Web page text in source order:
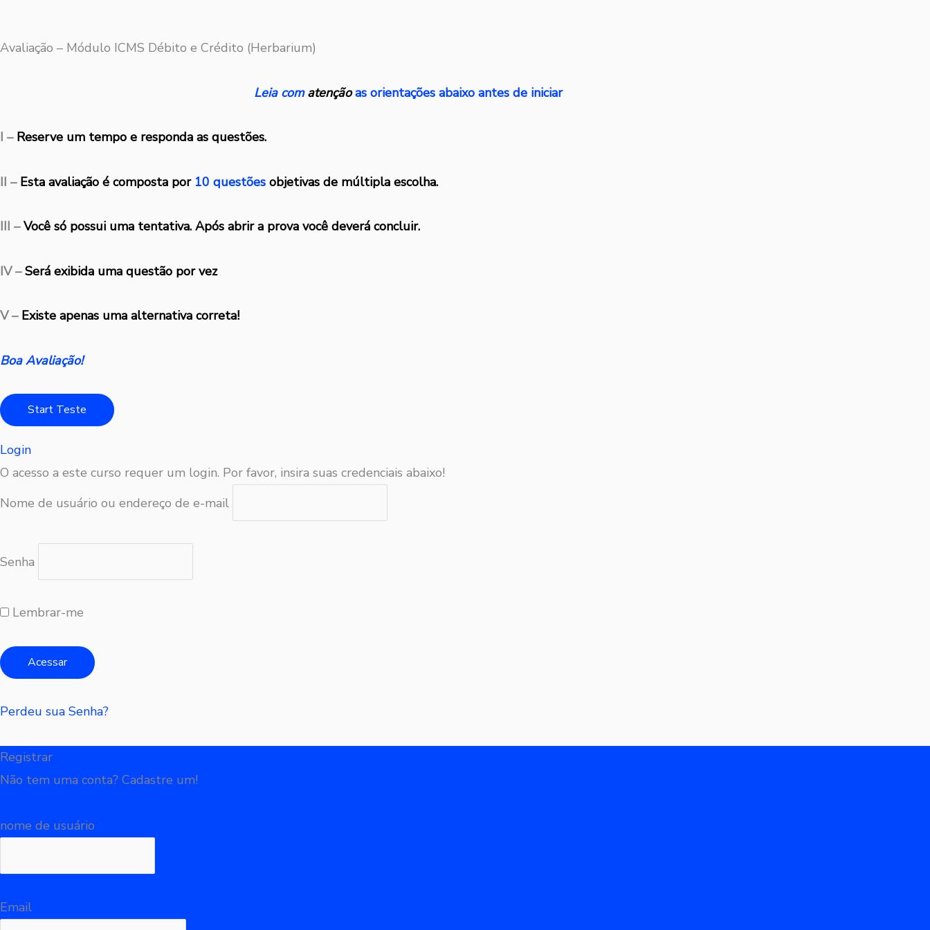
Avaliação – Módulo ICMS Débito e Crédito (Herbarium)
Leia comatençãoas orientações abaixo antes de iniciar
I – Reserve um tempo e responda as questões.
II – Esta avaliação é composta por 10 questões objetivas de múltipla escolha.
III –Você só possui uma tentativa. Após abrir a prova você deverá concluir.
IV –Será exibida uma questão por vez
V – Existe apenas uma alternativa correta!
Boa Avaliação!
Login
O acesso a este curso requer um login. Por favor, insira suas credenciais abaixo!
Nome de usuário ou endereço de e-mail
Senha
Lembrar-me
Perdeu sua Senha?
Registrar
Não tem uma conta? Cadastre um!
nome de usuário
Email